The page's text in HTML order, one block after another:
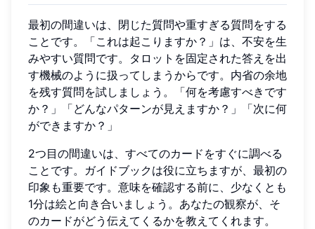
最初の間違いは、閉じた質問や重すぎる質問をする
ことです。「これは起こりますか？」は、不安を生
みやすい質問です。タロットを固定された答えを出
す機械のように扱ってしまうからです。内省の余地
を残す質問を試しましょう。「何を考慮すべきです
か？」「どんなパターンが見えますか？」「次に何
ができますか？」
2つ目の間違いは、すべてのカードをすぐに調べる
ことです。ガイドブックは役に立ちますが、最初の
印象も重要です。意味を確認する前に、少なくとも
1分は絵と向き合いましょう。あなたの観察が、そ
のカードがどう伝えてくるかを教えてくれます。